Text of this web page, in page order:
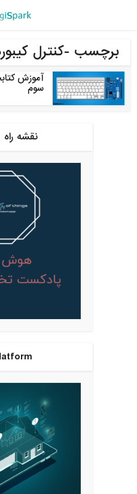
برچسب -کنترل
سوم
نقشه راه